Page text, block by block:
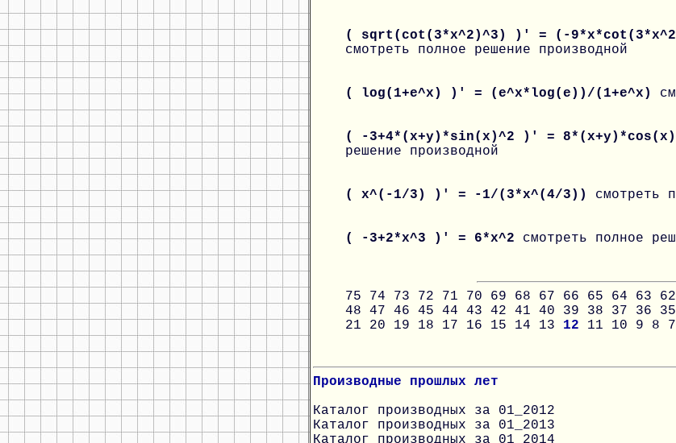
( sqrt(cot(3*x^2)^3) )' = (-
смотреть полное решение производной
( log(1+e^x) )' = (e^x*log(e))/(1+e^x)
( -3+4*(x+y)*sin(x)^2 )' =
решение производной
( x^(-1/3) )' = -1/(3*x^(4/3)) смотреть
( -3+2*x^3 )' = 6*x^2 смотреть полное
75 74 73 72 71 70 69 68 67 66 65 64 63 62
48
47 46 45 44 43 42 41 40 39 38 37 36 35
21
20 19 18 17 16 15 14 13 12 11 10 9 8 7
Производные прошлых лет
Каталог производных за 01_2012
Каталог производных за 01_2013
Каталог производных за 01_2014